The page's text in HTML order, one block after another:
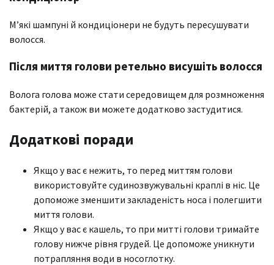
М’які шампуні й кондиціонери не будуть пересушувати
волосся.
Після миття голови ретельно висушіть волосся
Волога голова може стати середовищем для розмноження
бактерій, а також ви можете додатково застудитися.
Додаткові поради
Якщо у вас є нежить, то перед миттям голови
використовуйте судинозвужувальні краплі в ніс. Це
допоможе зменшити закладеність носа і полегшити
миття голови.
Якщо у вас є кашель, то при митті голови тримайте
голову нижче рівня грудей. Це допоможе уникнути
потрапляння води в носоглотку.